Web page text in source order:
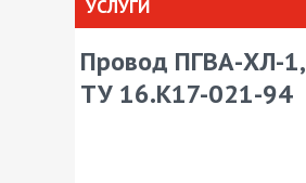
УСЛУГИ
Провод ПГВА-ХЛ-
ТУ 16.К17-021-94